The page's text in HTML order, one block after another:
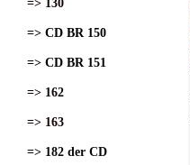
=> 130
=> CD BR 150
=> CD BR 151
=> 162
=> 163
=> 182 der CD